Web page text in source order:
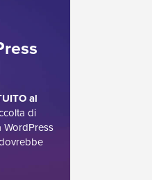
al
di